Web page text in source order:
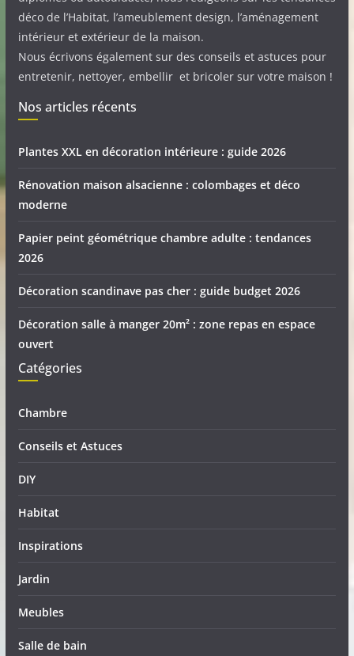
déco de l’Habitat, l’ameublement design, l’aménagement
intérieur et extérieur de la maison.
Nous écrivons également sur des conseils et astuces pour
entretenir, nettoyer, embellir et bricoler sur votre maison !
Nos articles récents
Plantes XXL en décoration intérieure : guide 2026
Rénovation maison alsacienne : colombages et déco
moderne
Papier peint géométrique chambre adulte : tendances
2026
Décoration scandinave pas cher : guide budget 2026
Décoration salle à manger 20m² : zone repas en espace
ouvert
Catégories
Chambre
Conseils et Astuces
DIY
Habitat
Inspirations
Jardin
Meubles
Salle de bain